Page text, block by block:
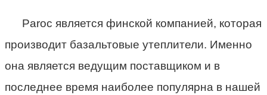
Paroc является финской компанией, которая
производит базальтовые утеплители. Именно
она является ведущим поставщиком и в
последнее время наиболее популярна в нашей